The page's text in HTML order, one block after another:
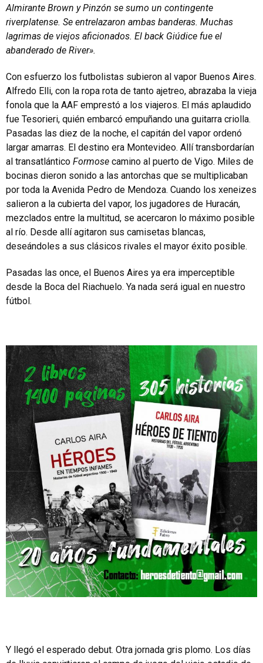
Almirante Brown y Pinzón se sumo un contingente
riverplatense. Se entrelazaron ambas banderas. Muchas
lagrimas de viejos aficionados. El back Giúdice fue el
abanderado de River».
Con esfuerzo los futbolistas subieron al vapor Buenos Aires.
Alfredo Elli, con la ropa rota de tanto ajetreo, abrazaba la vieja
fonola que la AAF emprestó a los viajeros. El más aplaudido
fue Tesorieri, quién embarcó empuñando una guitarra criolla.
Pasadas las diez de la noche, el capitán del vapor ordenó
largar amarras. El destino era Montevideo. Allí transbordarían
al transatlántico Formose camino al puerto de Vigo. Miles de
bocinas dieron sonido a las antorchas que se multiplicaban
por toda la Avenida Pedro de Mendoza. Cuando los xeneizes
salieron a la cubierta del vapor, los jugadores de Huracán,
mezclados entre la multitud, se acercaron lo máximo posible
al río. Desde allí agitaron sus camisetas blancas,
deseándoles a sus clásicos rivales el mayor éxito posible.
Pasadas las once, el Buenos Aires ya era imperceptible
desde la Boca del Riachuelo. Ya nada será igual en nuestro
fútbol.
Y llegó el esperado debut. Otra jornada gris plomo. Los días